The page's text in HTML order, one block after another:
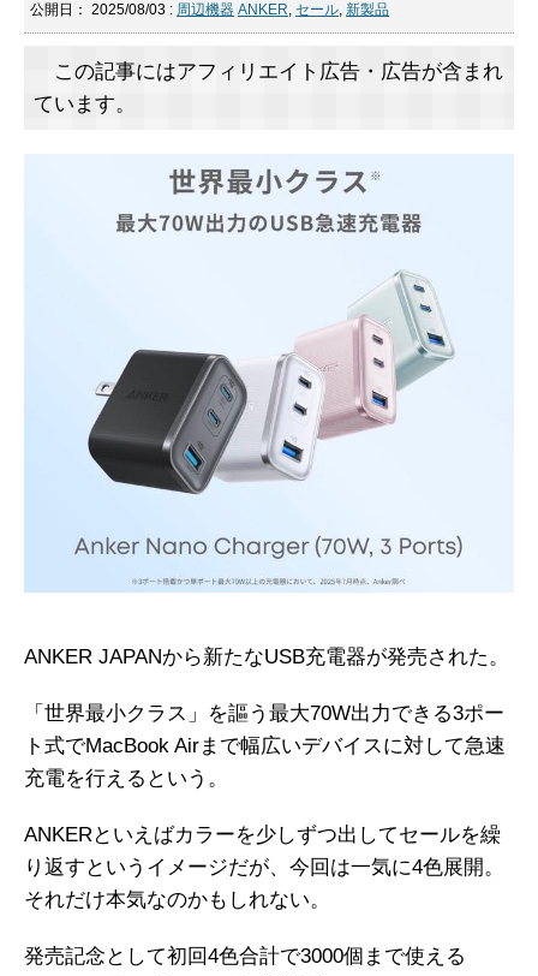
公開日： 2025/08/03 : 周辺機器 ANKER, セール, 新製品
この記事にはアフィリエイト広告・広告が含まれ
ています。
ANKER JAPANから新たなUSB充電器が発売された。
「世界最小クラス」を謳う最大70W出力できる3ポー
ト式でMacBook Airまで幅広いデバイスに対して急速
充電を行えるという。
ANKERといえばカラーを少しずつ出してセールを繰
り返すというイメージだが、今回は一気に4色展開。
それだけ本気なのかもしれない。
発売記念として初回4色合計で3000個まで使える